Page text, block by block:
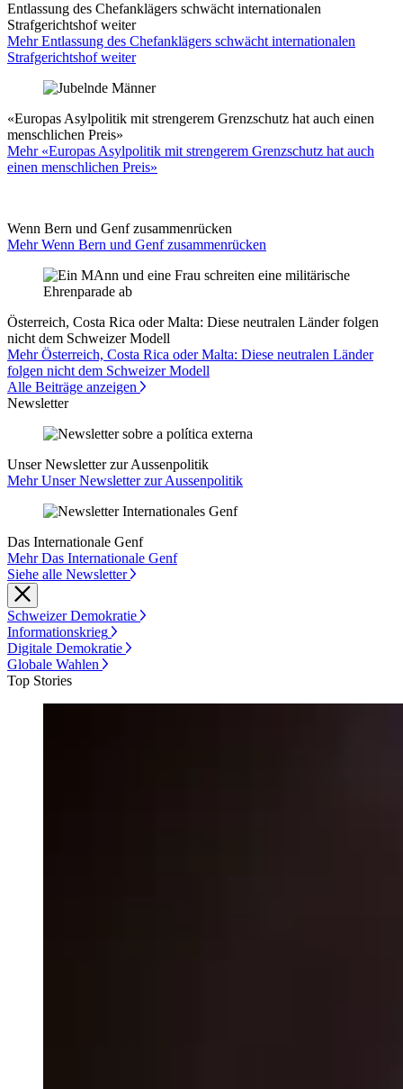
Entlassung des Chefanklägers schwächt internationalen
Strafgerichtshof weiter
Mehr Entlassung des Chefanklägers schwächt internationalen
Strafgerichtshof weiter
«Europas Asylpolitik mit strengerem Grenzschutz hat auch einen
menschlichen Preis»
Mehr «Europas Asylpolitik mit strengerem Grenzschutz hat auch
einen menschlichen Preis»
Wenn Bern und Genf zusammenrücken
Mehr Wenn Bern und Genf zusammenrücken
Österreich, Costa Rica oder Malta: Diese neutralen Länder folgen
nicht dem Schweizer Modell
Mehr Österreich, Costa Rica oder Malta: Diese neutralen Länder
folgen nicht dem Schweizer Modell
Alle Beiträge anzeigen
Newsletter
Unser Newsletter zur Aussenpolitik
Mehr Unser Newsletter zur Aussenpolitik
Das Internationale Genf
Mehr Das Internationale Genf
Siehe alle Newsletter
Schweizer Demokratie
Informationskrieg
Digitale Demokratie
Globale Wahlen
Top Stories